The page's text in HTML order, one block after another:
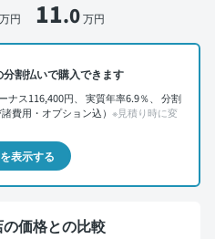
万円 11.0万円
分割払いで購入できます
ナス116,400円、 実質年率6.9％、 分割
費用・オプション込） ※見積り時に変
表示する
価格との比較